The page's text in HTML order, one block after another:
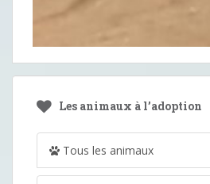
Les animaux à l’adoption
Tous les animaux